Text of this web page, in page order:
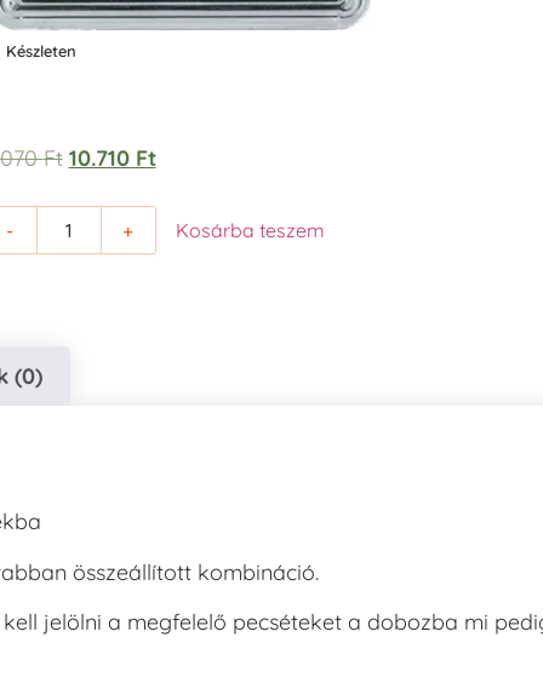
Készleten
Ft 10.710 Ft
- + Kosárba teszem
(0)
összeállított kombináció.
jelölni a megfelelő pecséteket a dobozba mi